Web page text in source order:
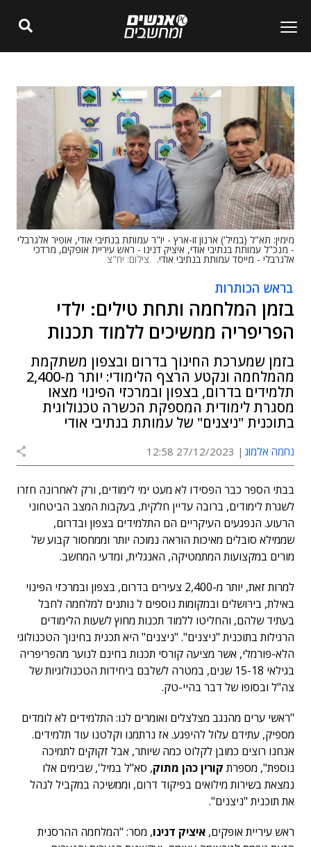
מימין: תא"ל (במיל') ארנון זו-ארץ - יו"ר עמותת בנתיבי אודי, אופיר אלגרבלי
- מנכ"ל עמותת בנתיבי אודי, איציק דנינו - ראש עיריית אופקים, מרדכי
אלגרבלי - מייסד עמותת בנתיבי אודי. צילום: יח"צ
בראש הכותרות
בזמן המלחמה ותחת טילים: ילדי
הפריפריה ממשיכים ללמוד תכנות
בזמן שמערכת החינוך בדרום ובצפון משתקמת
מהמלחמה ונקטע הרצף הלימודי: יותר מ-2,400
תלמידים בדרום, בצפון ובמרכזי הפינוי מצאו
מסגרת לימודית המספקת הכשרה טכנולוגית
בתוכנית "ניצנים" של עמותת בנתיבי אודי
נחמה אלמוג 27/12/2023 12:58
בבתי הספר כבר הפסידו לא מעט ימי לימודים, ורק לאחרונה חזרו
לשגרת לימודים, ברובה עדיין חלקית, בעקבות המצב הביטחוני
הרעוע. הנפגעים העיקריים הם התלמידים בצפון ובדרום,
שממילא סובלים מאיכות הוראה נמוכה יותר וממחסור קבוע של
מורים במקצועות המתמטיקה, האנגלית, ומדעי המחשב.
למרות זאת, יותר מ-2,400 צעירים בדרום, בצפון ובמרכזי הפינוי
באילת, בירושלים ובמקומות נוספים ל נותנים למלחמה לחבל
בעתיד שלהם, והחליטו ללמוד תכנות מחוץ לשעות הלימודים
הרגילות בתוכנית "ניצנים". "ניצנים" היא תכנית בחינוך הטכנולוגי
הלא-פורמלי, אשר מציעה קורסי תכנות בחינם לנוער מהפריפריה
בגילאי 15-18 שנים, במטרה לשלבם ביחידות הטכנולוגיות של
צה"ל ובסופו של דבר בהיי-טק.
"ראשי ערים מהנגב מצלצלים ואומרים לנו: התלמידים לא לומדים
מספיק, עתידם עלול להיפגע. אז נרתמנו וקלטנו עוד תלמידים.
אנחנו רוצים כמובן לקלוט כמה שיותר, אבל זקוקים לתמיכה
נוספת", מספרת קורין כהן מתוק, סא"ל במיל', שבימים אלו
נמצאת בשירות מילואים בפיקוד דרום, וממשיכה במקביל לנהל
את תוכנית "ניצנים".
ראש עיריית אופקים, איציק דנינו, מסר: "המלחמה ההרסנית